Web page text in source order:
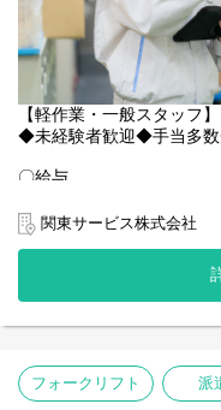
ちょっとした悩みも、当
れます！
「仕事がうまくいかない
などなど、なんでも気軽
たり、アドバイスをくれ
HPでも雰囲気がわかりま
〇特徴その2 社員の働き
たとえば勤務地。当社に
関係を円滑にするために
お気軽に相談してくださ
また、スタッフの安全確
〇アクセス
福駅：車14分
出来島駅：車7分
※車・バイク・自転車通
〇求人特徴
・車・バイク通勤可
・交通費規定内支給
・制服貸与
・ヘルメット貸与
・残業代全額支給
・誕生日月にプレゼント支
ステップも可能です◎)
【軽作業・一般スタッフ】
◆未経験者歓迎◆手当多
〇給与
給与例：時給1,400円
＜＜＜月収23万円実現可
〇業務内容
お願い致します。
20代～50代活躍中！心優
関東サービス株式会社
フォークリフト 派